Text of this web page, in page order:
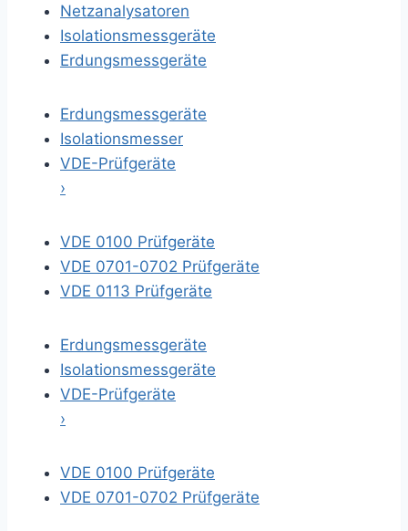
Netzanalysatoren
Isolationsmessgeräte
Erdungsmessgeräte
Erdungsmessgeräte
Isolationsmesser
VDE-Prüfgeräte
›
VDE 0100 Prüfgeräte
VDE 0701-0702 Prüfgeräte
VDE 0113 Prüfgeräte
Erdungsmessgeräte
Isolationsmessgeräte
VDE-Prüfgeräte
›
VDE 0100 Prüfgeräte
VDE 0701-0702 Prüfgeräte